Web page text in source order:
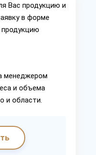
Вас продукцию и
в форме
продукцию
менеджером
и объема
и области.